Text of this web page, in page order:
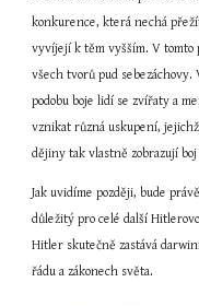
konkurence, která nechá
vyvíjejí k těm vyšším. V tomto
všech tvorů pud
podobu boje lidí se zvířaty a
vznikat různá uskupení,
dějiny tak vlastně zobrazují boj
Jak uvidíme později, bude
důležitý pro celé další
Hitler skutečně zastává
řádu a zákonech světa.